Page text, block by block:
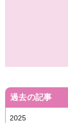
過去の記事
2025